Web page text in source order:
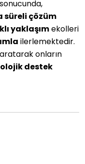
süreli çözüm
yaklaşım ekolleri
ilerlemektedir.
onların
destek